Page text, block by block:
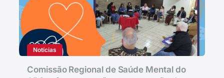
Notícias
Comissão Regional de Saúde Mental do